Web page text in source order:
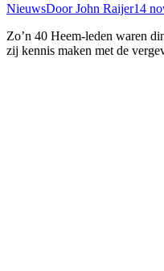
NieuwsDoorJohn Raijer14
Zo’n 40 Heem-leden waren
zij kennis maken met de